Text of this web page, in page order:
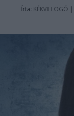
Írta: KÉKVILLOGÓ |